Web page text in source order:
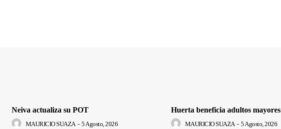
Neiva actualiza su POT
MAURICIO SUAZA - 5 Agosto, 2026
Huerta beneficia adultos mayores
MAURICIO SUAZA - 5 Agosto, 2026